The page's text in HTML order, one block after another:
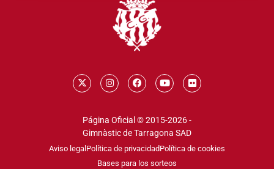
Página Oficial © 2015-2026 -
Gimnàstic de Tarragona SAD
Aviso legalPolítica de privacidadPolítica de cookies
Bases para los sorteos